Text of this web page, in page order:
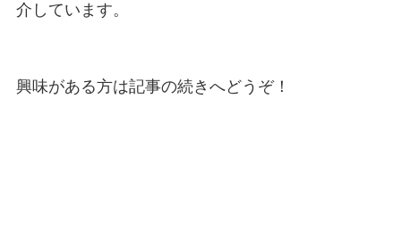
介しています。
興味がある方は記事の続きへどうぞ！